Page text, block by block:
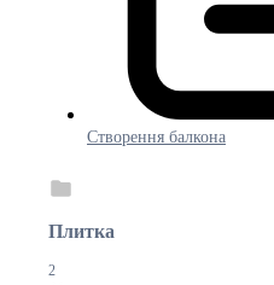
Створення балкона
Плитка
2